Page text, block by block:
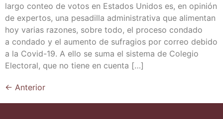
lar­go con­teo de votos en Esta­dos Uni­dos es, en opi­nión
de exper­tos, una pesa­di­lla admi­nis­tra­ti­va que ali­men­tan
hoy varias razo­nes, sobre todo, el pro­ce­so con­da­do
a con­da­do y el aumen­to de sufra­gios por correo debi­do
a la Covid-19. A ello se suma el sis­te­ma de Cole­gio
Elec­to­ral, que no tie­ne en cuenta […]
← Anterior